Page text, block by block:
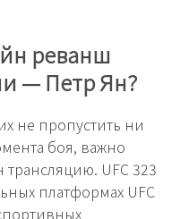
реванш
— Петр Ян?
не пропустить ни
боя, важно
трансляцию. UFC 323
платформах UFC